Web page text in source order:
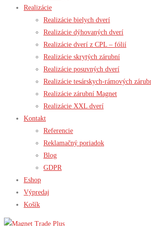
Realizácie
Realizácie bielych dverí
Realizácie dýhovaných dverí
Realizácie dverí z CPL – fólií
Realizácie skrytých zárubní
Realizácie posuvných dverí
Realizácie tesárskych-rámových
Realizácie zárubní Magnet
Realizácie XXL dverí
Kontakt
Referencie
Reklamačný poriadok
Blog
GDPR
Eshop
Výpredaj
Košík